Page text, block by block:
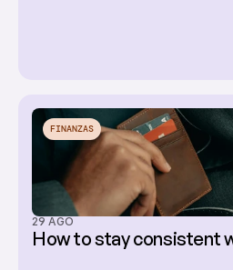
FINANZAS
29 AGO
How to stay consistent